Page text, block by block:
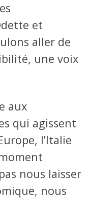
et
aller de
une voix
aux
qui agissent
l’Italie
nous laisser
nous